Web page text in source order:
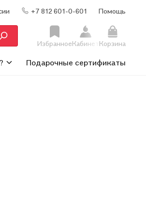
+7 812 601-0-601 Помощь
ИзбранноеКабинет Корзина
Подарочные сертификаты